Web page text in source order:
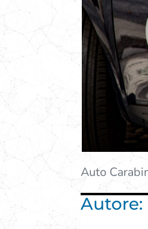
Auto
Autore: